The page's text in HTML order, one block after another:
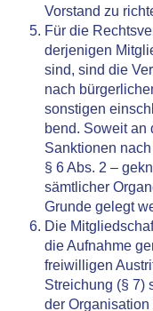
Vorstand zu
Für die
derjenigen
sind, sind die
nach
sonstigen
bend. Soweit an
Sanktionen
§ 6 Abs. 2 –
sämtlicher
Grunde gelegt
Die
die Aufnahme
freiwilligen
Streichung (§ 7)
der Organisation